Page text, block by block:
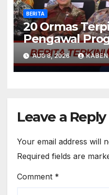
BERITA
20 Ormas
Pengawal
AUG 8, 2026
Leave a Reply
Your email address will
Required fields are
Comment *